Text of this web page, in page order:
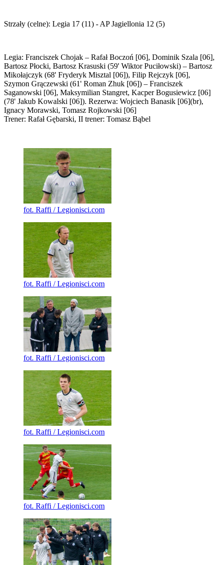
Strzały (celne): Legia 17 (11) - AP Jagiellonia 12 (5)
Legia: Franciszek Chojak – Rafał Boczoń [06], Dominik Szala [06],
Bartosz Płocki, Bartosz Krasuski (59' Wiktor Puciłowski) – Bartosz
Mikołajczyk (68' Fryderyk Misztal [06]), Filip Rejczyk [06],
Szymon Grączewski (61' Roman Zhuk [06]) – Franciszek
Saganowski [06], Maksymilian Stangret, Kacper Bogusiewicz [06]
(78' Jakub Kowalski [06]). Rezerwa: Wojciech Banasik [06](br),
Ignacy Morawski, Tomasz Rojkowski [06]
Trener: Rafał Gębarski, II trener: Tomasz Bąbel
fot. Raffi / Legionisci.com
fot. Raffi / Legionisci.com
fot. Raffi / Legionisci.com
fot. Raffi / Legionisci.com
fot. Raffi / Legionisci.com